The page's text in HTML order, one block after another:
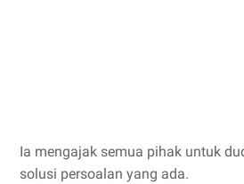
Ia mengajak semua pihak untuk
solusi persoalan yang ada.